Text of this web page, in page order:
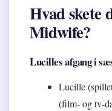
Hvad skete
Midwife?
Lucilles afgang i
Lucille
(film- og tv-